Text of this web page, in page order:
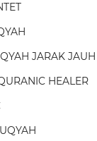
JARAK JAUH
HEALER